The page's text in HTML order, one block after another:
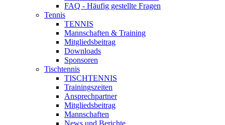
FAQ - Häufig gestellte Fragen
Tennis
TENNIS
Mannschaften & Training
Mitgliedsbeitrag
Downloads
Sponsoren
Tischtennis
TISCHTENNIS
Trainingszeiten
Ansprechpartner
Mitgliedsbeitrag
Mannschaften
News und Berichte